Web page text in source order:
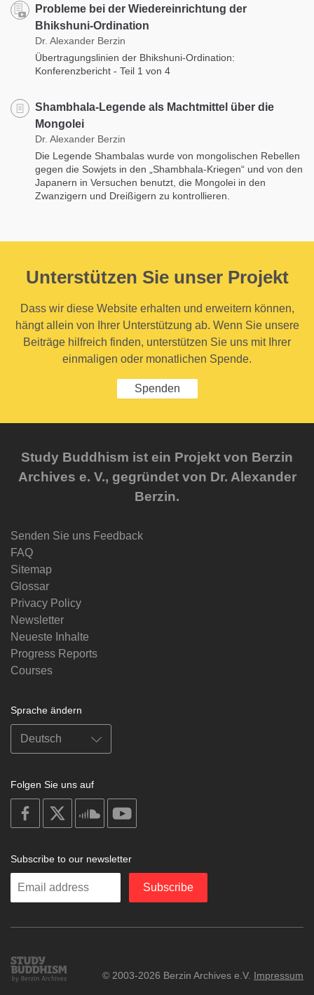
Probleme bei der Wiedereinrichtung der
Bhikshuni-Ordination
Dr. Alexander Berzin
Übertragungslinien der Bhikshuni-Ordination:
Konferenzbericht - Teil 1 von 4
Shambhala-Legende als Machtmittel über die
Mongolei
Dr. Alexander Berzin
Die Legende Shambalas wurde von mongolischen Rebellen
gegen die Sowjets in den „Shambhala-Kriegen“ und von den
Japanern in Versuchen benutzt, die Mongolei in den
Zwanzigern und Dreißigern zu kontrollieren.
Unterstützen Sie unser Projekt
Dass wir diese Website erhalten und erweitern können,
hängt allein von Ihrer Unterstützung ab. Wenn Sie unsere
Beiträge hilfreich finden, unterstützen Sie uns mit Ihrer
einmaligen oder monatlichen Spende.
Spenden
Study Buddhism ist ein Projekt von Berzin
Archives e. V., gegründet von Dr. Alexander
Berzin.
Senden Sie uns Feedback
FAQ
Sitemap
Glossar
Privacy Policy
Newsletter
Neueste Inhalte
Progress Reports
Courses
Sprache ändern
Folgen Sie uns auf
on
facebook
soundcloud
Subscribe to our newsletter
Enter
Subscribe
Study
Buddhism
© 2003-2026 Berzin Archives e.V. Impressum